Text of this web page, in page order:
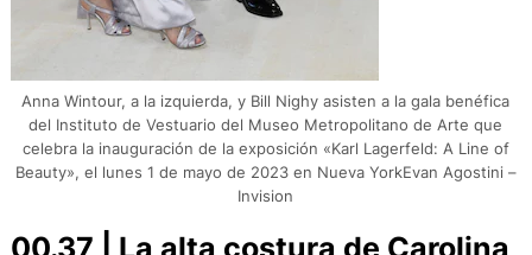
Anna Wintour, a la izquierda, y Bill Nighy asisten a la gala benéfica
del Instituto de Vestuario del Museo Metropolitano de Arte que
celebra la inauguración de la exposición «Karl Lagerfeld: A Line of
Beauty», el lunes 1 de mayo de 2023 en Nueva YorkEvan Agostini –
Invision